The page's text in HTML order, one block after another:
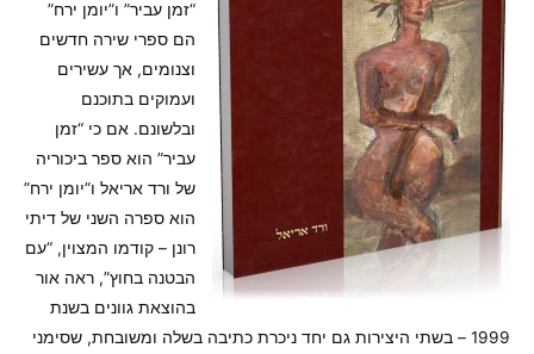
“זמן עביר” ו”יומן ירח”
הם ספרי שירה חדשים
וצנומים, אך עשירים
ועמוקים בתוכנם
ובלשונם. אם כי “זמן
עביר” הוא ספר ביכוריה
של ורד אריאל ו”יומן ירח”
הוא ספרה השני של דיתי
רונן – קודמו המצוין, “עם
הבטנה בחוץ”, ראה אור
בהוצאת גוונים בשנת
1999 – בשתי היצירות גם יחד ניכרת כתיבה בשלה ומשובחת, שסימני